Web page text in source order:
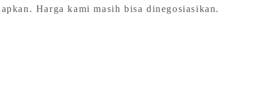
Harga kami masih bisa dinegosiasikan.